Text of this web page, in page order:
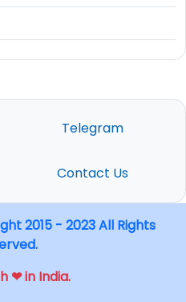
Telegram
Contact Us
2015 - 2023 All Rights
❤ in India.